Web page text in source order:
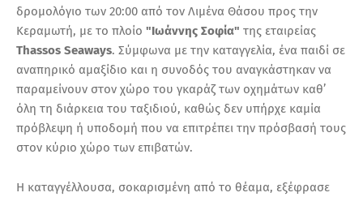
δρομολόγιο των 20:00 από τον Λιμένα Θάσου προς την
Κεραμωτή, με το πλοίο "Ιωάννης Σοφία" της εταιρείας
Thassos Seaways. Σύμφωνα με την καταγγελία, ένα παιδί σε
αναπηρικό αμαξίδιο και η συνοδός του αναγκάστηκαν να
παραμείνουν στον χώρο του γκαράζ των οχημάτων καθ’
όλη τη διάρκεια του ταξιδιού, καθώς δεν υπήρχε καμία
πρόβλεψη ή υποδομή που να επιτρέπει την πρόσβασή τους
στον κύριο χώρο των επιβατών.
Η καταγγέλλουσα, σοκαρισμένη από το θέαμα, εξέφρασε